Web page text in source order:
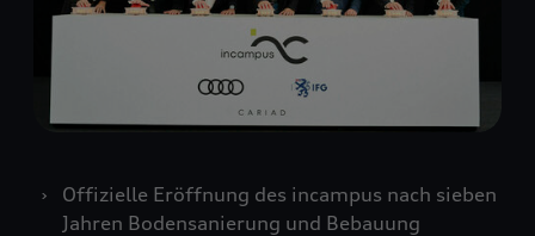
Offizielle Eröffnung des incampus nach sieben
Jahren Bodensanierung und Bebauung